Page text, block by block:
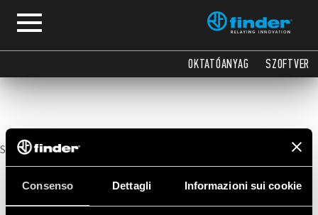
Consenso Dettagli Informazioni sui cookie
OKTATÓANYAG SZOFTVER
Samouczek
Sorry, no posts matched your criteria.